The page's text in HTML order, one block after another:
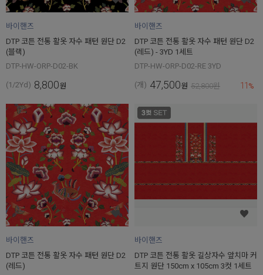
바이핸즈
DTP 코튼 전통 활옷 자수 패턴 원단 D2
(블랙)
DTP-HW-ORP-D02-BK
(1/2Yd) 8,800원
바이핸즈
DTP 코튼 전통 활옷 자수 패턴 원단 D2
(레드) - 3YD 1세트
DTP-HW-ORP-D02-RE 3YD
(개) 47,500원 52,800원 11 %
바이핸즈
DTP 코튼 전통 활옷 자수 패턴 원단 D2
(레드)
바이핸즈
DTP 코튼 전통 활옷 길상자수 앞치마 커
트지 원단 150cm x 105cm 3컷 1세트